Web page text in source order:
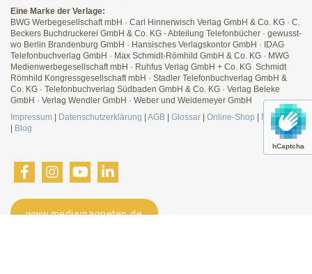
hCaptcha
Eine Marke der Verlage:
BWG Werbegesellschaft mbH · Carl Hinnerwisch Verlag GmbH & Co. KG · C.
Beckers Buchdruckerei GmbH & Co. KG - Abteilung Telefonbücher · gewusst-
wo Berlin Brandenburg GmbH · Hansisches Verlagskontor GmbH · IDAG
Telefonbuchverlag GmbH · Max Schmidt-Römhild GmbH & Co. KG · MWG
Medienwerbegesellschaft mbH · Ruhfus Verlag GmbH + Co. KG Schmidt
Römhild Kongressgesellschaft mbH · Stadler Telefonbuchverlag GmbH &
Co. KG · Telefonbuchverlag Südbaden GmbH & Co. KG · Verlag Beleke
GmbH · Verlag Wendler GmbH · Weber und Weidemeyer GmbH
Impressum | Datenschutzerklärung | AGB | Glossar | Online-Shop | Newsletter
| Blog
www.mediamagneten.de